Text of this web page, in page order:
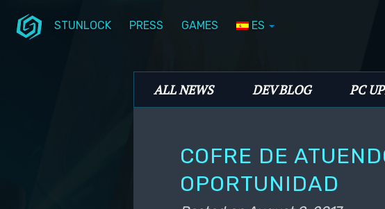
STUNLOCK PRESS GAMES ES
Stunlock Blog
Main menu
ALL NEWS DEV BLOG PC
COFRE DE
OPORTUNIDAD